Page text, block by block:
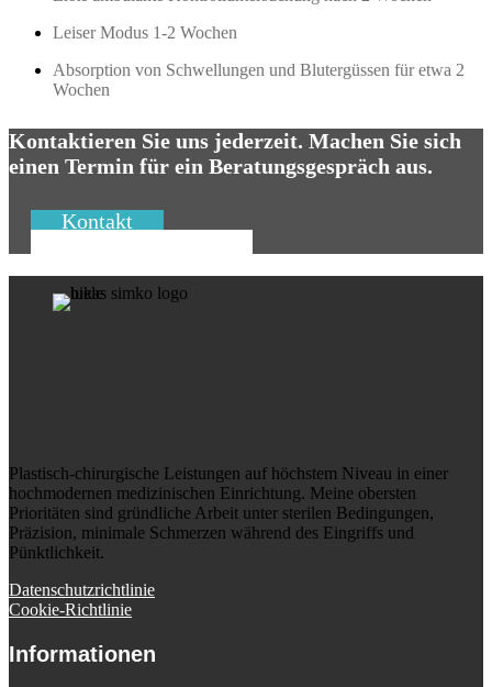
Leiser Modus 1-2 Wochen
Absorption von Schwellungen und Blutergüssen für etwa 2
Wochen
Kontaktieren Sie uns jederzeit. Machen Sie sich
einen Termin für ein Beratungsgespräch aus.
Kontakt
Plastisch-chirurgische Leistungen auf höchstem Niveau in einer
hochmodernen medizinischen Einrichtung. Meine obersten
Prioritäten sind gründliche Arbeit unter sterilen Bedingungen,
Präzision, minimale Schmerzen während des Eingriffs und
Pünktlichkeit.
Datenschutzrichtlinie
Cookie-Richtlinie
Informationen